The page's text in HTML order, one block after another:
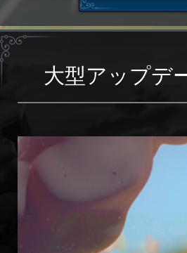
大型アップデ